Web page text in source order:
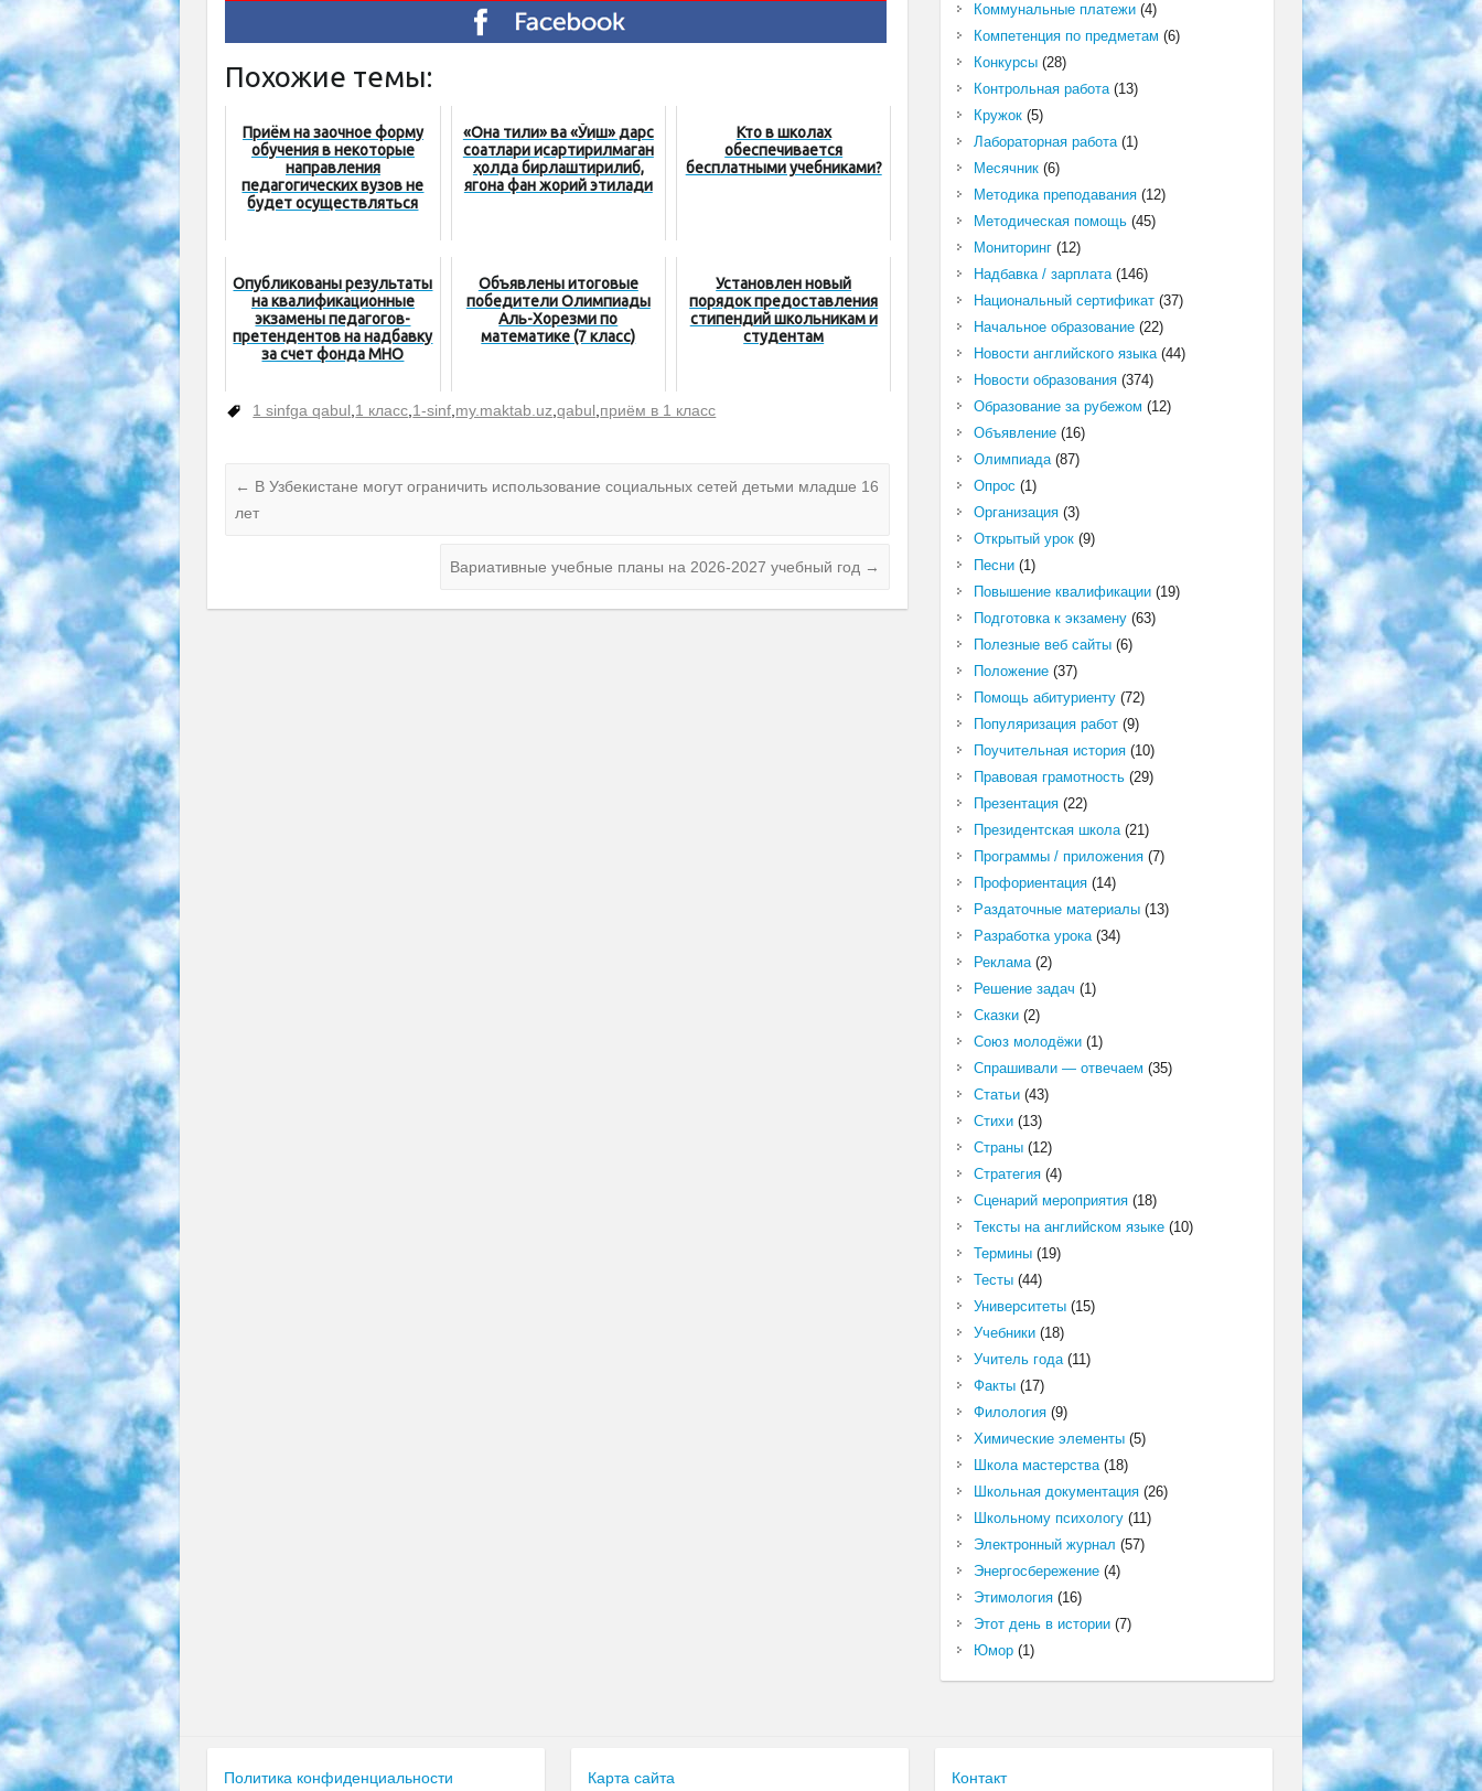
Похожие темы:
Приём на заочное форму
обучения в некоторые
направления
педагогических вузов не
будет осуществляться
«Она тили» ва «Ўқиш» дарс
соатлари қисқартирилмаган
ҳолда бирлаштирилиб,
ягона фан жорий этилади
Кто в школах
обеспечивается
бесплатными учебниками?
Опубликованы результаты
на квалификационные
экзамены педагогов-
претендентов на надбавку
за счет фонда МНО
Объявлены итоговые
победители Олимпиады
Аль-Хорезми по
математике (7 класс)
Установлен новый
порядок предоставления
стипендий школьникам и
студентам
1 sinfga qabul 1 класс 1-sinf my.maktab.uz ,qabul приём в 1 класс
← В Узбекистане могут ограничить использование социальных сетей детьми младше 16
лет
Вариативные учебные планы на 2026-2027 учебный год →
Коммунальные платежи(4)
Компетенция по предметам (6)
Конкурсы(28)
Контрольная работа(13)
Кружок(5)
Лабораторная работа(1)
Месячник(6)
Методика преподавания(12)
Методическая помощь(45)
Мониторинг(12)
Надбавка / зарплата(146)
Национальный сертификат(37)
Начальное образование(22)
Новости английского языка(44)
Новости образования(374)
Образование за рубежом (12)
Объявление(16)
Олимпиада(87)
Опрос (1)
Организация(3)
Открытый урок(9)
Песни(1)
Повышение квалификации(19)
Подготовка к экзамену(63)
Полезные веб сайты(6)
Положение(37)
Помощь абитуриенту(72)
Популяризация работ(9)
Поучительная история(10)
Правовая грамотность(29)
Презентация(22)
Президентская школа(21)
Программы / приложения(7)
Профориентация(14)
Раздаточные материалы(13)
Разработка урока(34)
Реклама(2)
Решение задач (1)
Сказки(2)
Союз молодёжи(1)
Спрашивали — отвечаем (35)
Статьи(43)
Стихи(13)
Страны(12)
Стратегия(4)
Сценарий мероприятия(18)
Тексты на английском языке(10)
Термины(19)
Тесты(44)
Университеты(15)
Учебники(18)
Учитель года(11)
Факты(17)
Филология(9)
Химические элементы(5)
Школа мастерства(18)
Школьная документация(26)
Школьному психологу(11)
Электронный журнал (57)
Энергосбережение(4)
Этимология(16)
Этот день в истории(7)
Юмор(1)
Политика конфиденциальности Карта сайта Контакт